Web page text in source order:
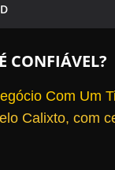
CONFIÁVEL?
Com Um
Calixto, com